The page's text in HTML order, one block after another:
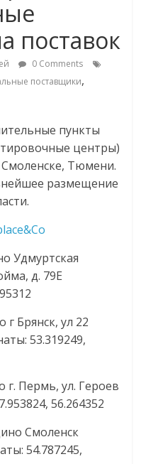
поставок
0 Comments
поставщики,
пункты
центры)
Тюмени.
размещение
Удмуртская
д. 79Е
г Брянск, ул 22
53.319249,
г. Пермь, ул. Героев
56.264352
Смоленск
54.787245,